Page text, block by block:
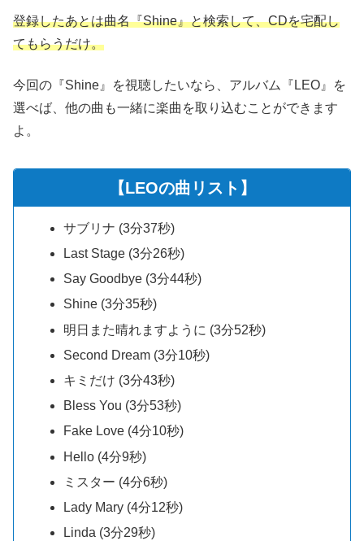
登録したあとは曲名『Shine』と検索して、CDを宅配し
てもらうだけ。
今回の『Shine』を視聴したいなら、アルバム『LEO』を
選べば、他の曲も一緒に楽曲を取り込むことができます
よ。
【LEOの曲リスト】
サブリナ (3分37秒)
Last Stage (3分26秒)
Say Goodbye (3分44秒)
Shine (3分35秒)
明日また晴れますように (3分52秒)
Second Dream (3分10秒)
キミだけ (3分43秒)
Bless You (3分53秒)
Fake Love (4分10秒)
Hello (4分9秒)
ミスター (4分6秒)
Lady Mary (4分12秒)
Linda (3分29秒)